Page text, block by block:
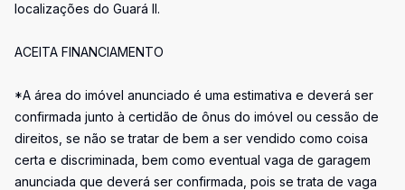
localizações do Guará II.
ACEITA FINANCIAMENTO
*A área do imóvel anunciado é uma estimativa e deverá ser
confirmada junto à certidão de ônus do imóvel ou cessão de
direitos, se não se tratar de bem a ser vendido como coisa
certa e discriminada, bem como eventual vaga de garagem
anunciada que deverá ser confirmada, pois se trata de vaga